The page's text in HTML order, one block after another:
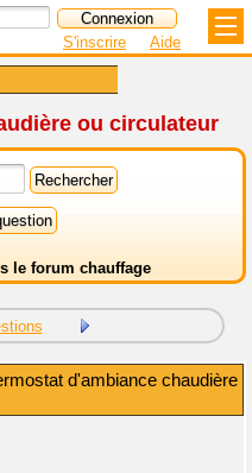
S'inscrire Aide
ou circulateur
le forum chauffage
d'ambiance chaudière